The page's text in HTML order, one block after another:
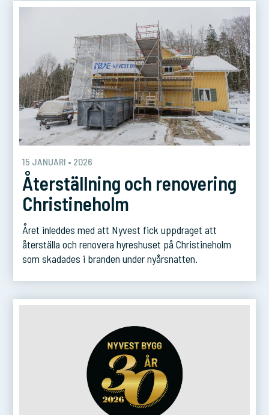
15 JANUARI • 2026
Återställning och renovering
Christineholm
Året inleddes med att Nyvest fick uppdraget att
återställa och renovera hyreshuset på Christineholm
som skadades i branden under nyårsnatten.